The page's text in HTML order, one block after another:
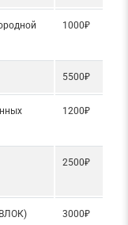
1000₽
5500₽
1200₽
2500₽
3000₽